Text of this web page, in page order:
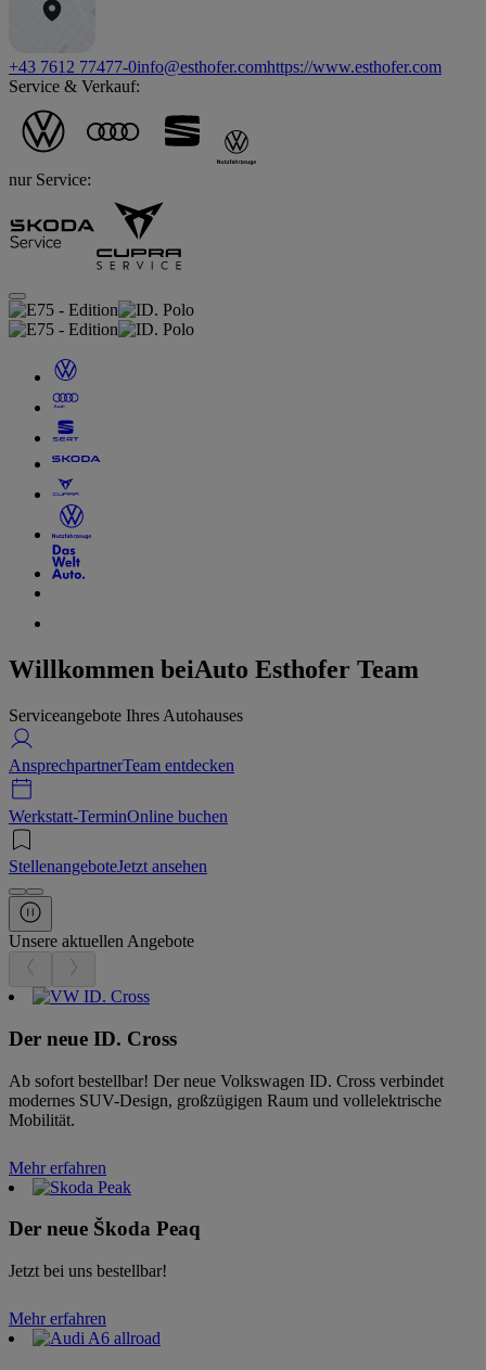
+43 7612 77477-0info@esthofer.comhttps://www.esthofer.com
Service & Verkauf:
nur Service:
Willkommen beiAuto Esthofer Team
Serviceangebote Ihres Autohauses
AnsprechpartnerTeam entdecken
Werkstatt-TerminOnline buchen
StellenangeboteJetzt ansehen
Unsere aktuellen Angebote
Der neue ID. Cross
Ab sofort bestellbar! Der neue Volkswagen ID. Cross verbindet
modernes SUV-Design, großzügigen Raum und vollelektrische
Mobilität.
Mehr erfahren
Der neue Škoda Peaq
Jetzt bei uns bestellbar!
Mehr erfahren